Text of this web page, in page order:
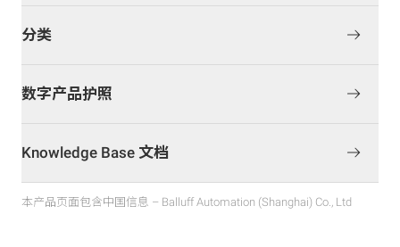
分类
数字产品护照
Knowledge Base 文档
本产品页面包含中国信息 – Balluff Automation (Shanghai) Co., Ltd